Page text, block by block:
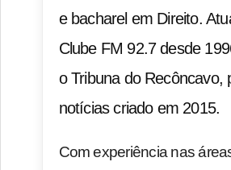
e bacharel em Direito.
Clube FM 92.7 desde
o Tribuna do Recôncavo,
notícias criado em 2015.
Com experiência nas